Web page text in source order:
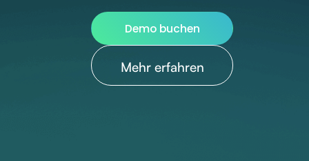
Demo buchen
Mehr erfahren